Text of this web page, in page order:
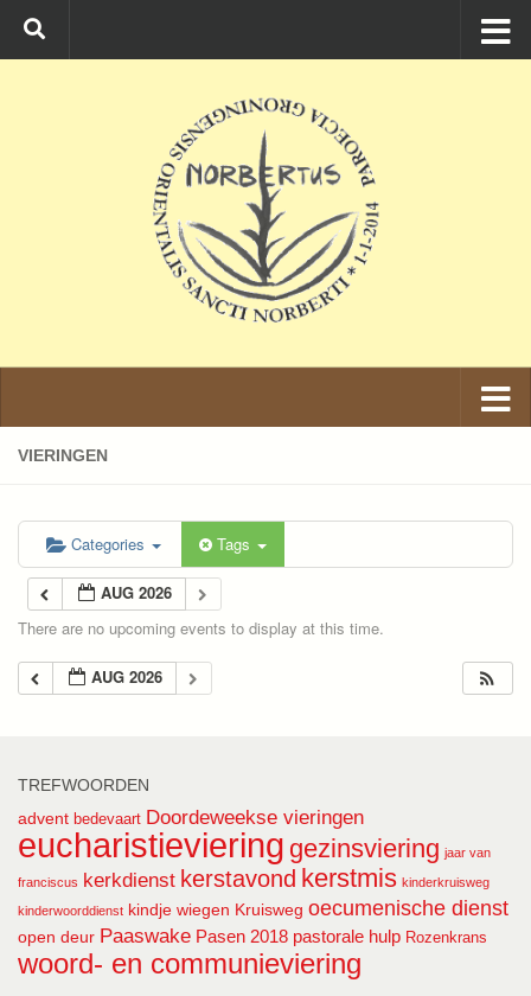
Ga naar de inhoud
VIERINGEN
Categories Tags
AUG 2026
There are no upcoming events to display at this time.
AUG 2026
TREFWOORDEN
advent bedevaart Doordeweekse vieringen
eucharistieviering gezinsviering jaar van
franciscus kerkdienst kerstavond kerstmis kinderkruisweg
kinderwoorddienst kindje wiegen Kruisweg oecumenische dienst
open deur Paaswake Pasen 2018 pastorale hulp Rozenkrans
woord- en communieviering